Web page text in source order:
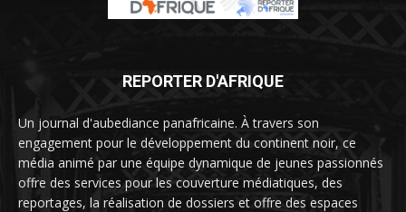
REPORTER D'AFRIQUE
Un journal d'aubediance panafricaine. À travers son
engagement pour le développement du continent noir, ce
média animé par une équipe dynamique de jeunes passionnés
offre des services pour les couverture médiatiques, des
reportages, la réalisation de dossiers et offre des espaces